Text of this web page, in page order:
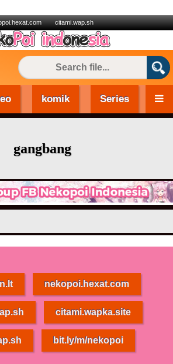
citami.wap.sh
komik Series
gangbang
nekopoi.hexat.com
citami.wapka.site
bit.ly/m/nekopoi